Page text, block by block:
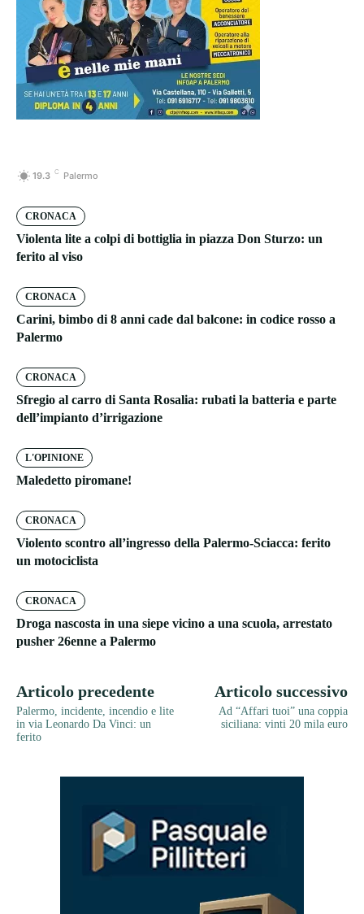
19.3 C Palermo
CRONACA
Violenta lite a colpi di bottiglia in piazza Don Sturzo: un
ferito al viso
CRONACA
Carini, bimbo di 8 anni cade dal balcone: in codice rosso a
Palermo
CRONACA
Sfregio al carro di Santa Rosalia: rubati la batteria e parte
dell’impianto d’irrigazione
L'OPINIONE
Maledetto piromane!
CRONACA
Violento scontro all’ingresso della Palermo-Sciacca: ferito
un motociclista
CRONACA
Droga nascosta in una siepe vicino a una scuola, arrestato
pusher 26enne a Palermo
Articolo precedente
Palermo, incidente, incendio e lite
in via Leonardo Da Vinci: un
ferito
Articolo successivo
Ad “Affari tuoi” una coppia
siciliana: vinti 20 mila euro